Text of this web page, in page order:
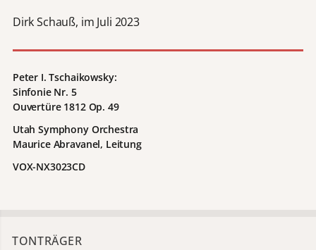
Dirk Schauß, im Juli 2023
Peter I. Tschaikowsky:
Sinfonie Nr. 5
Ouvertüre 1812 Op. 49
Utah Symphony Orchestra
Maurice Abravanel, Leitung
VOX-NX3023CD
TONTRÄGER